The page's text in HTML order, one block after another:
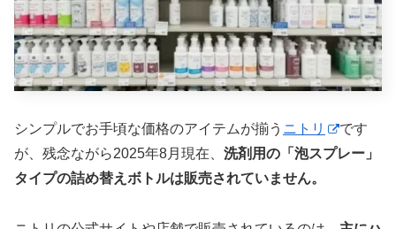
シンプルでお手頃な価格のアイテムが揃う ニトリ
です
が、残念ながら2025年8月現在、 洗剤用の「泡スプレー」
タイプの詰め替えボトルは販売されていません。